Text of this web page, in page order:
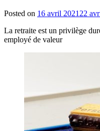
Posted on 16 avril 2021 22
La retraite est un privilège
employé de valeur